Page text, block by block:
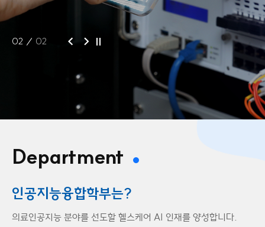
02 02
Department
인공지능융합학부는?
의료인공지능 분야를 선도할 헬스케어 AI 인재를 양성합니다.